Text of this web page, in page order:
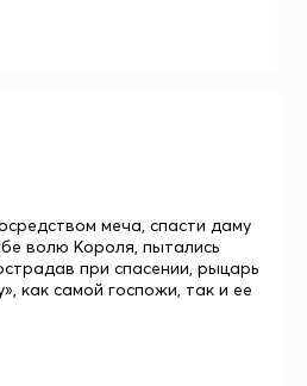
меча, спасти даму
волю Короля, пытались
при спасении, рыцарь
как самой госпожи, так и ее